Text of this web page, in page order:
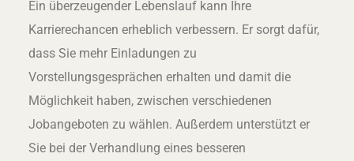
Ein überzeugender Lebenslauf kann Ihre
Karrierechancen erheblich verbessern. Er sorgt dafür,
dass Sie mehr Einladungen zu
Vorstellungsgesprächen erhalten und damit die
Möglichkeit haben, zwischen verschiedenen
Jobangeboten zu wählen. Außerdem unterstützt er
Sie bei der Verhandlung eines besseren